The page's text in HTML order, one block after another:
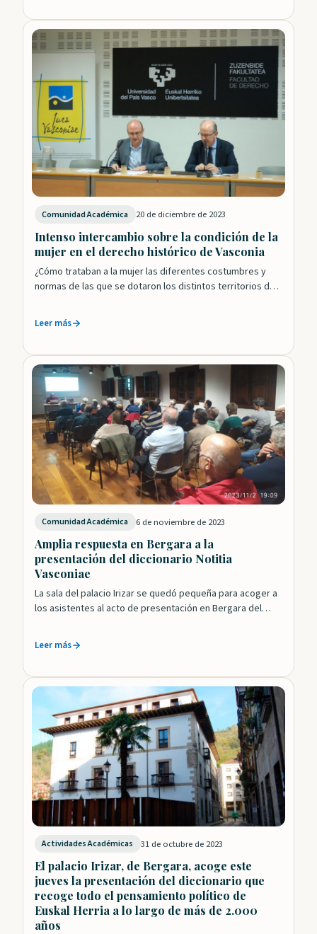
Comunidad Académica 20 de diciembre de 2023
Intenso intercambio sobre la condición de la
mujer en el derecho histórico de Vasconia
¿Cómo trataban a la mujer las diferentes costumbres y
normas de las que se dotaron los distintos territorios de
Leer más
Comunidad Académica 6 de noviembre de 2023
Amplia respuesta en Bergara a la
presentación del diccionario Notitia
Vasconiae
La sala del palacio Irizar se quedó pequeña para acoger a
los asistentes al acto de presentación en Bergara del
Leer más
Actividades Académicas 31 de octubre de 2023
El palacio Irizar, de Bergara, acoge este
jueves la presentación del diccionario que
recoge todo el pensamiento político de
Euskal Herria a lo largo de más de 2.000
años